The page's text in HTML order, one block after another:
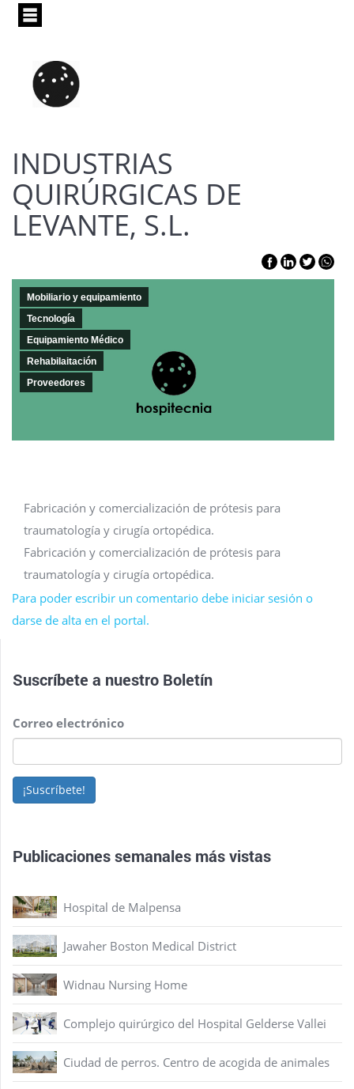
Pasar
principal
INDUSTRIAS
QUIRÚRGICAS DE
LEVANTE, S.L.
Mobiliario y equipamiento
Tecnología
Equipamiento Médico
Rehabilaitación
Proveedores
Fabricación y comercialización de prótesis para
traumatología y cirugía ortopédica.
Fabricación y comercialización de prótesis para
traumatología y cirugía ortopédica.
Para poder escribir un comentario debe iniciar sesión o
darse de alta en el portal.
Suscríbete a nuestro Boletín
Correo electrónico
¡Suscríbete!
Publicaciones semanales más vistas
Hospital de Malpensa
Jawaher Boston Medical District
Widnau Nursing Home
Complejo quirúrgico del Hospital Gelderse Vallei
Ciudad de perros. Centro de acogida de animales